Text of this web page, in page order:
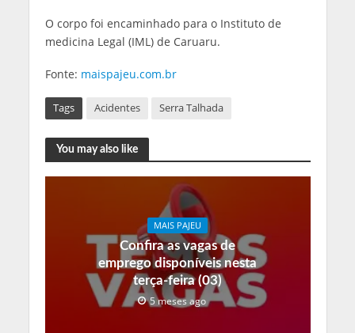
O corpo foi encaminhado para o Instituto de
medicina Legal (IML) de Caruaru.
Fonte: maispajeu.com.br
Tags Acidentes Serra Talhada
You may also like
MAIS PAJEU
Confira as vagas de
emprego disponíveis nesta
terça-feira (03)
5 meses ago